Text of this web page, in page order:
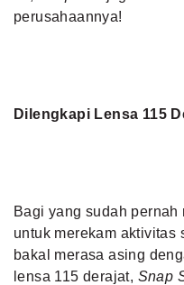
perusahaannya!
Dilengkapi Lensa 115
Bagi yang sudah pernah
untuk merekam aktivitas
bakal merasa asing
lensa 115 derajat, Snap